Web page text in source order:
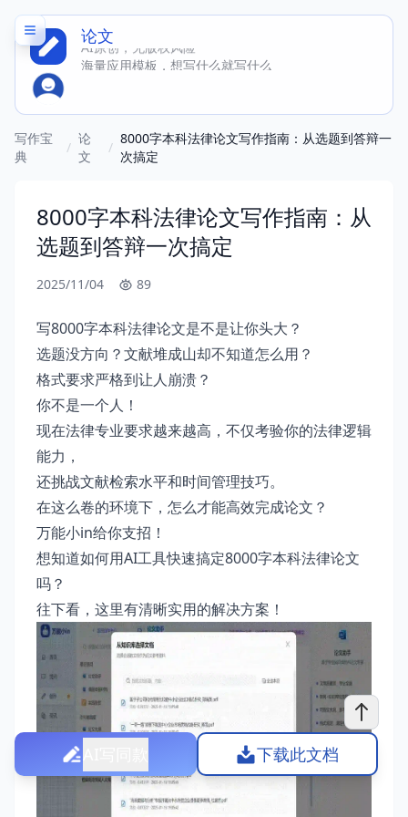
论文
AI原创，无版权风险
海量应用模板，想写什么就写什么
写作宝
典
/
论
文
/
8000字本科法律论文写作指南：从选题到答辩一
次搞定
8000字本科法律论文写作指南：从
选题到答辩一次搞定
2025/11/04 89
写8000字本科法律论文是不是让你头大？
选题没方向？文献堆成山却不知道怎么用？
格式要求严格到让人崩溃？
你不是一个人！
现在法律专业要求越来越高，不仅考验你的法律逻辑
能力，
还挑战文献检索水平和时间管理技巧。
在这么卷的环境下，怎么才能高效完成论文？
万能小in给你支招！
想知道如何用AI工具快速搞定8000字本科法律论文
吗？
往下看，这里有清晰实用的解决方案！
下载此文档